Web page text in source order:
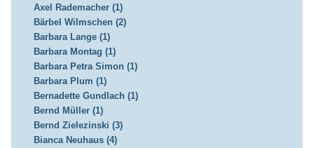
Axel Rademacher (1)
Bärbel Wilmschen (2)
Barbara Lange (1)
Barbara Montag (1)
Barbara Petra Simon (1)
Barbara Plum (1)
Bernadette Gundlach (1)
Bernd Müller (1)
Bernd Zielezinski (3)
Bianca Neuhaus (4)